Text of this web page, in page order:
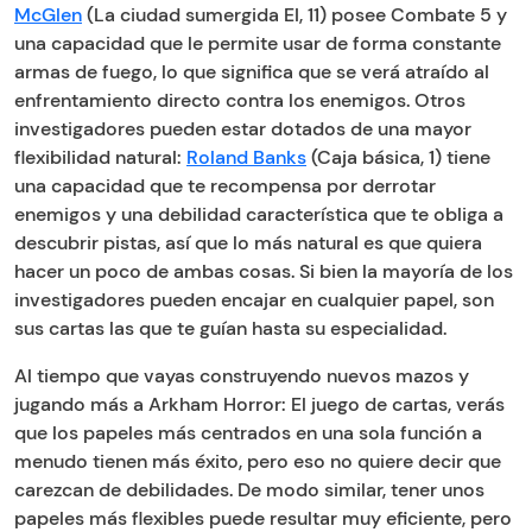
McGlen(La ciudad sumergida EI, 11) posee Combate 5 y
una capacidad que le permite usar de forma constante
armas de fuego, lo que significa que se verá atraído al
enfrentamiento directo contra los enemigos. Otros
investigadores pueden estar dotados de una mayor
flexibilidad natural: Roland Banks(Caja básica, 1) tiene
una capacidad que te recompensa por derrotar
enemigos y una debilidad característica que te obliga a
descubrir pistas, así que lo más natural es que quiera
hacer un poco de ambas cosas. Si bien la mayoría de los
investigadores pueden encajar en cualquier papel, son
sus cartas las que te guían hasta su especialidad.
Al tiempo que vayas construyendo nuevos mazos y
jugando más a Arkham Horror: El juego de cartas, verás
que los papeles más centrados en una sola función a
menudo tienen más éxito, pero eso no quiere decir que
carezcan de debilidades. De modo similar, tener unos
papeles más flexibles puede resultar muy eficiente, pero